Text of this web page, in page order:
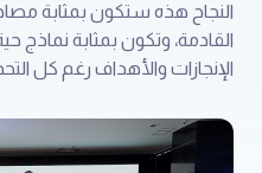
النجاح هذه ستكون بمثابة
القادمة، وتكون بمثابة نماذج
الإنجازات والأهداف رغم كل